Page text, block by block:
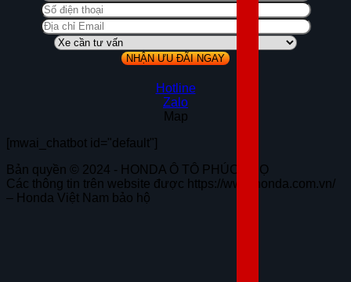
Hotline
Zalo
Map
[mwai_chatbot id="default"]
Bản quyền © 2024 - HONDA Ô TÔ PHÚC THỌ
Các thông tin trên website được https://www.honda.com.vn/
– Honda Việt Nam bảo hộ